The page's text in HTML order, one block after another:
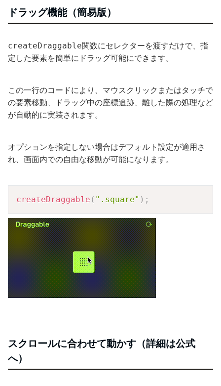
ドラッグ機能（簡易版）
createDraggable関数にセレクターを渡すだけで、指
定した要素を簡単にドラッグ可能にできます。
この一行のコードにより、マウスクリックまたはタッチで
の要素移動、ドラッグ中の座標追跡、離した際の処理など
が自動的に実装されます。
オプションを指定しない場合はデフォルト設定が適用さ
れ、画面内での自由な移動が可能になります。
createDraggable ( ".square" ) ;
スクロールに合わせて動かす（詳細は公式
へ）